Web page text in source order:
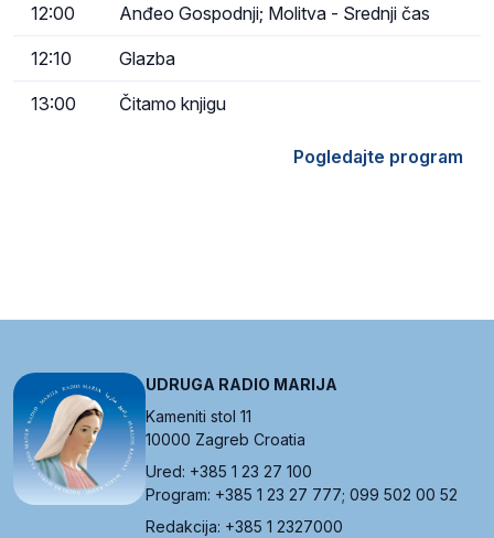
12:00 Anđeo Gospodnji; Molitva - Srednji čas
12:10 Glazba
13:00 Čitamo knjigu
Pogledajte program
UDRUGA RADIO MARIJA
Kameniti stol 11
10000 Zagreb Croatia
Ured: +385 1 23 27 100
Program: +385 1 23 27 777; 099 502 00 52
Redakcija: +385 1 2327000